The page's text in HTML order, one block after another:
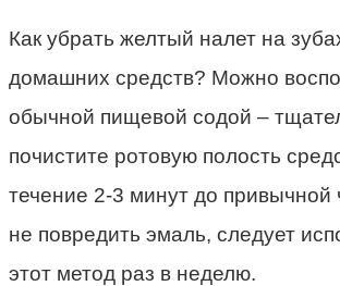
Как убрать желтый налет на
домашних средств? Можно
обычной пищевой содой –
почистите ротовую полость
течение 2-3 минут до привычной
не повредить эмаль, следует
этот метод раз в неделю.